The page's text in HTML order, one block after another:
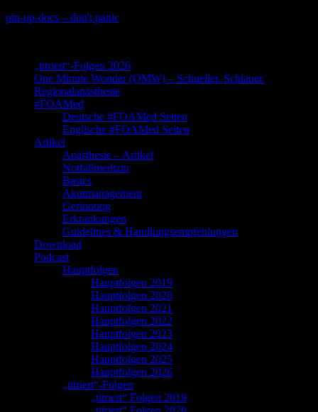
Skip
pin-up-docs – don't panic
„titriert“-Folgen 2026
One Minute Wonder (OMW) – Schneller. Schlauer.
Regionalanästhesie
#FOAMed
Deutsche #FOAMed Seiten
Englische #FOAMed Seiten
Artikel
Anästhesie – Artikel
Notfallmedizin
Basics
Akutmanagement
Gerinnung
Erkrankungen
Guidelines & Handlungsempfehlungen
Download
Podcast
Hauptfolgen
Hauptfolgen 2019
Hauptfolgen 2020
Hauptfolgen 2021
Hauptfolgen 2022
Hauptfolgen 2023
Hauptfolgen 2024
Hauptfolgen 2025
Hauptfolgen 2026
„titriert“-Folgen
„titriert“ Folgen 2019